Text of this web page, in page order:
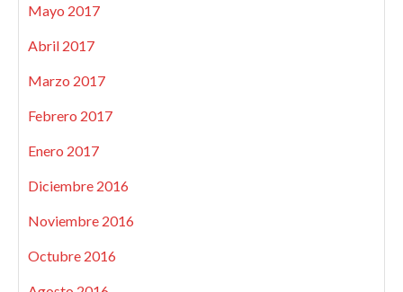
Mayo 2017
Abril 2017
Marzo 2017
Febrero 2017
Enero 2017
Diciembre 2016
Noviembre 2016
Octubre 2016